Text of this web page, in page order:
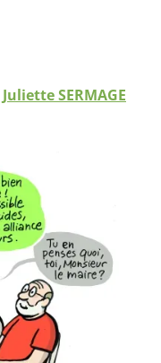
Juliette SERMAGE